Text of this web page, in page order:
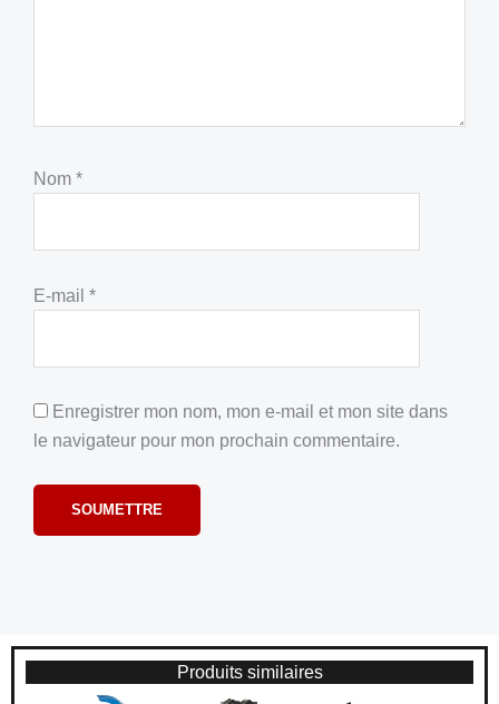
Nom *
E-mail *
Enregistrer mon nom, mon e-mail et mon site dans
le navigateur pour mon prochain commentaire.
Produits similaires